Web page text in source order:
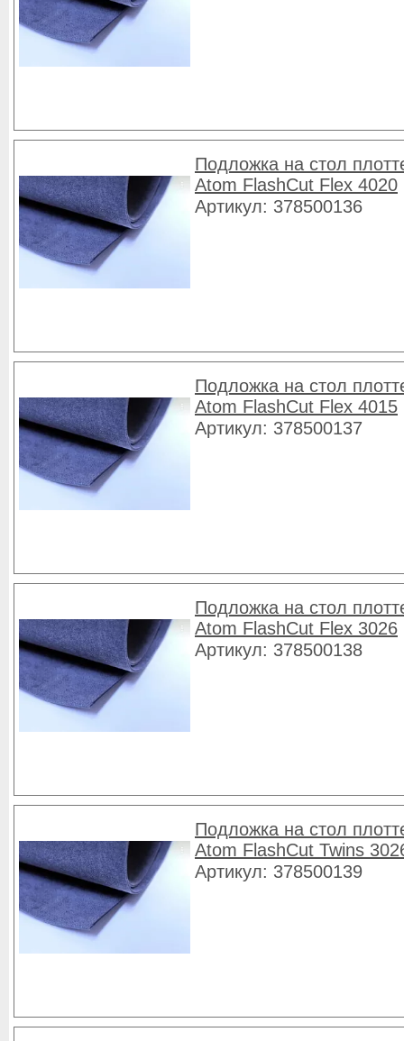
Подложка на стол
Atom FlashCut Flex 4020
Артикул: 378500136
Подложка на стол
Atom FlashCut Flex 4015
Артикул: 378500137
Подложка на стол
Atom FlashCut Flex 3026
Артикул: 378500138
Подложка на стол
Atom FlashCut Twins
Артикул: 378500139